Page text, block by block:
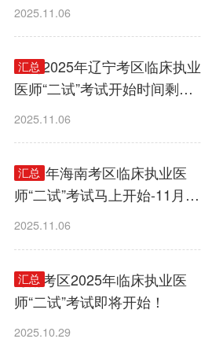
2025.11.06
汇总
距离2025年辽宁考区临床执业
医师“二试”考试开始时间剩余
2025.11.06
汇总
2025年海南考区临床执业医
师“二试”考试马上开始-11月8
日至9日举行！
2025.11.06
汇总
海南考区2025年临床执业医
师“二试”考试即将开始！
2025.10.29